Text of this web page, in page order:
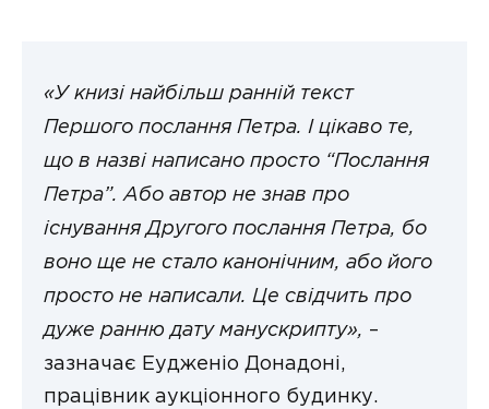
«У книзі найбільш ранній текст
Першого послання Петра. І цікаво те,
що в назві написано просто “Послання
Петра”. Або автор не знав про
існування Другого послання Петра, бо
воно ще не стало канонічним, або його
просто не написали. Це свідчить про
дуже ранню дату манускрипту», –
зазначає Еудженіо Донадоні,
працівник аукціонного будинку.